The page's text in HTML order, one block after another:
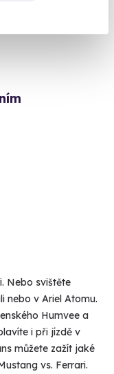
Nebo svištěte
nebo v Ariel Atomu.
Humvee a
i při jízdě v
můžete zažít jaké
vs. Ferrari.